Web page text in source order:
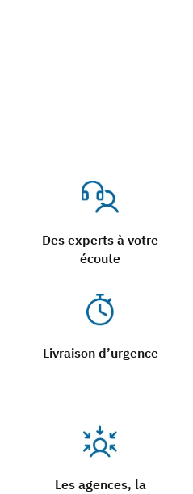
Des experts à votre
écoute
Livraison d’urgence
Les agences, la